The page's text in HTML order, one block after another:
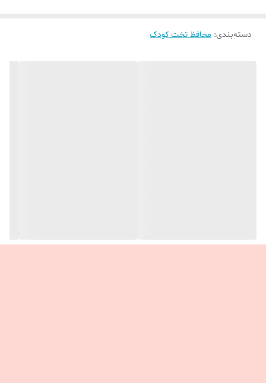
دسته‌بندی: محافظ تخت کودک